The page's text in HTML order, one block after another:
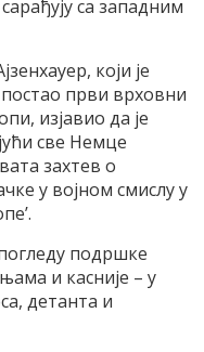
са западним
који је
први врховни
изјавио да је
све Немце
захтев о
у војном смислу у
подршке
и касније – у
детанта и